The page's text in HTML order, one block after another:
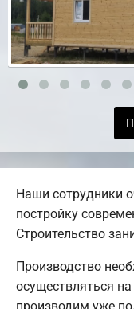
Наши сотрудники
постройку
Строительство
Производство
осуществляться